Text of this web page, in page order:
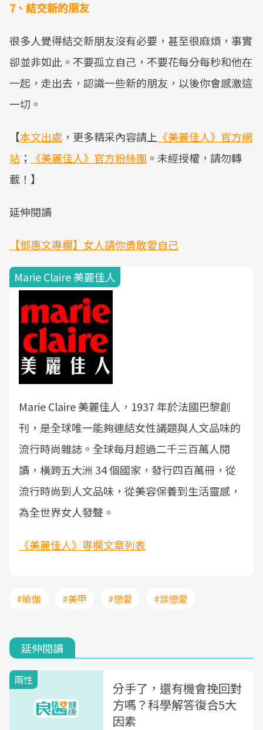
7、結交新的朋友
很多人覺得結交新朋友沒有必要，甚至很麻煩，事實
卻並非如此。不要孤立自己，不要花每分每秒和他在
一起，走出去，認識一些新的朋友，以後你會感激這
一切。
【本文出處 ，更多精采內容請上 《美麗佳人》官方網
站 ； 《美麗佳人》官方粉絲團 。未經授權，請勿轉
載！】
延伸閱讀
【鄧惠文專欄】女人請你勇敢愛自己
Marie Claire 美麗佳人
Marie Claire 美麗佳人，1937 年於法國巴黎創
刊，是全球唯一能夠連結女性議題與人文品味的
流行時尚雜誌。全球每月超過二千三百萬人閱
讀，橫跨五大洲 34 個國家，發行四百萬冊，從
流行時尚到人文品味，從美容保養到生活靈感，
為全世界女人發聲。
《美麗佳人》專欄文章列表
#瑜伽 #美甲 #戀愛 #談戀愛
延伸閱讀
兩性
分手了，還有機會挽回對
方嗎？科學解答復合5大
因素